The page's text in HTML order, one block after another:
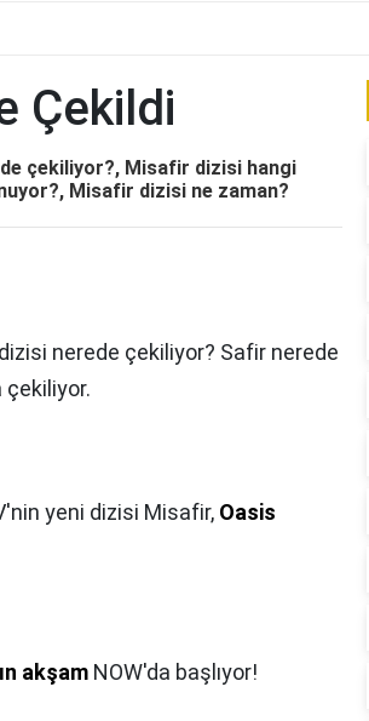
Çekildi
çekiliyor?, Misafir dizisi hangi
Misafir dizisi ne zaman?
nerede çekiliyor? Safir nerede
çekiliyor.
yeni dizisi Misafir, Oasis
akşam NOW'da başlıyor!